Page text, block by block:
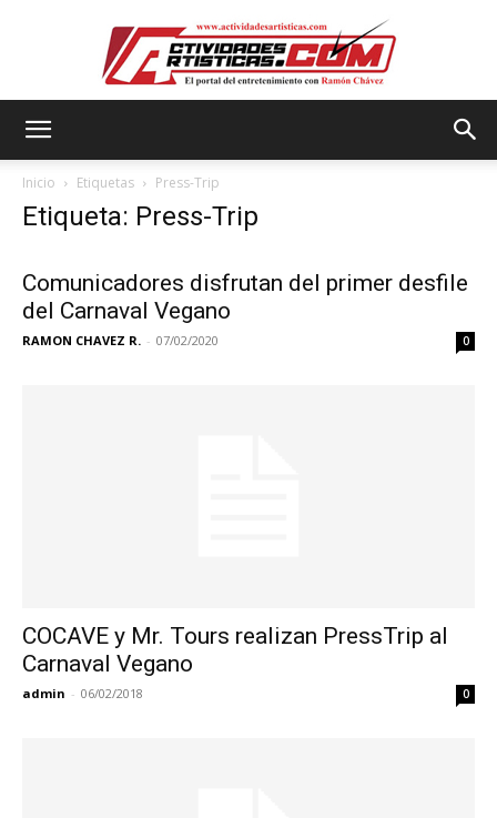
Inicio Etiquetas Press-Trip
Etiqueta: Press-Trip
Comunicadores disfrutan del primer desfile
del Carnaval Vegano
RAMON CHAVEZ R. - 07/02/2020 0
COCAVE y Mr. Tours realizan PressTrip al
Carnaval Vegano
admin - 06/02/2018 0